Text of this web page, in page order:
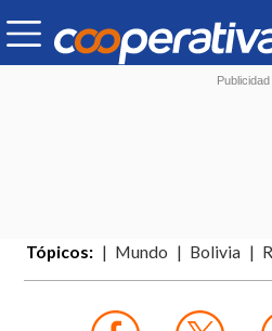
Tópicos: Mundo Bolivia